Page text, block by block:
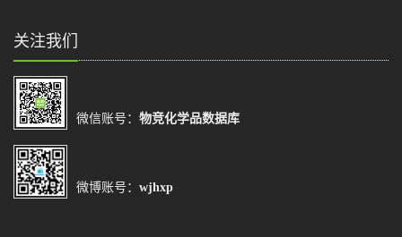
关注我们
微信账号： 物竞化学品数据库
微博账号： wjhxp